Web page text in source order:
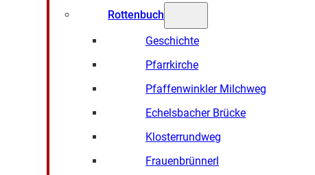
Rottenbuch
Geschichte
Pfarrkirche
Pfaffenwinkler Milchweg
Echelsbacher Brücke
Klosterrundweg
Frauenbrünnerl